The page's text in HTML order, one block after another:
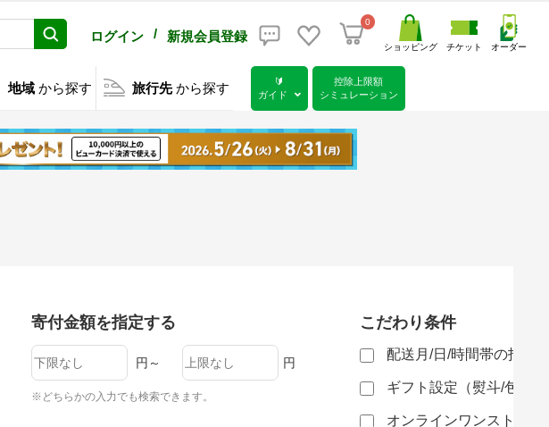
ログイン / 新規会員登録
0
ショッピング チケット オーダー
地域 から探す 旅行先 から探す
🔰
ガイド
控除上限額
シミュレーション
寄付金額を指定する
円～ 円
※どちらかの入力でも検索できます。
こだわり条件
配送月/日/時間帯の指定
ギフト設定（熨斗/包装
オンラインワンストップ